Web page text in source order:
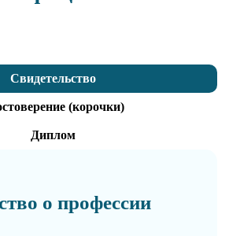
Свидетельство
(корочки)
Диплом
о профессии